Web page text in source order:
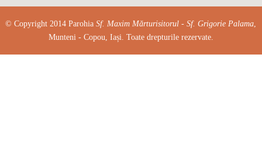
© Copyright 2014 ParohiaSf. Maxim Mărturisitorul - Sf. Grigorie Palama
Munteni - Copou, Iași. Toate drepturile rezervate.